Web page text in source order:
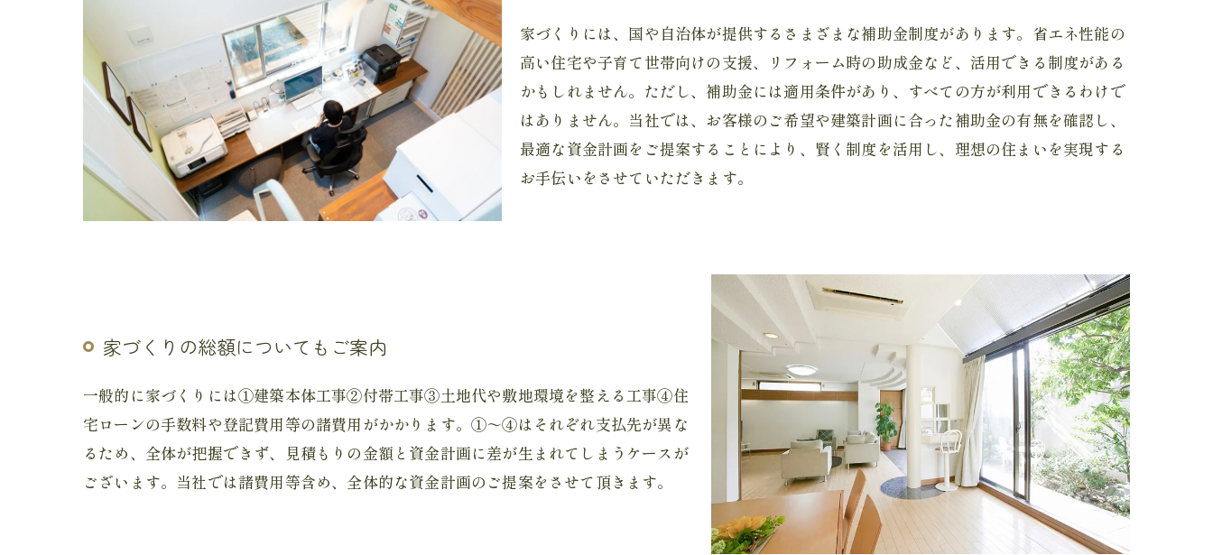
家づくりには、国や自治体が提供するさまざまな補助金制度があります。省エネ性能の
高い住宅や子育て世帯向けの支援、リフォーム時の助成金など、活用できる制度がある
かもしれません。ただし、補助金には適用条件があり、すべての方が利用できるわけで
はありません。当社では、お客様のご希望や建築計画に合った補助金の有無を確認し、
最適な資金計画をご提案することにより、賢く制度を活用し、理想の住まいを実現する
お手伝いをさせていただきます。
家づくりの総額についてもご案内
一般的に家づくりには①建築本体工事②付帯工事③土地代や敷地環境を整える工事④住
宅ローンの手数料や登記費用等の諸費用がかかります。①～④はそれぞれ支払先が異な
るため、全体が把握できず、見積もりの金額と資金計画に差が生まれてしまうケースが
ございます。当社では諸費用等含め、全体的な資金計画のご提案をさせて頂きます。